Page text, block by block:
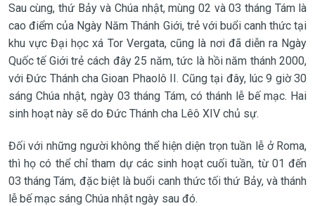
Sau cùng, thứ Bảy và Chúa nhật, mùng 02 và 03 tháng Tám là
cao điểm của Ngày Năm Thánh Giới, trẻ với buổi canh thức tại
khu vực Đại học xá Tor Vergata, cũng là nơi đã diễn ra Ngày
Quốc tế Giới trẻ cách đây 25 năm, tức là hồi năm thánh 2000,
với Đức Thánh cha Gioan Phaolô II. Cũng tại đây, lúc 9 giờ 30
sáng Chúa nhật, ngày 03 tháng Tám, có thánh lễ bế mạc. Hai
sinh hoạt này sẽ do Đức Thánh cha Lêô XIV chủ sự.
Đối với những người không thể hiện diện trọn tuần lễ ở Roma,
thì họ có thể chỉ tham dự các sinh hoạt cuối tuần, từ 01 đến
03 tháng Tám, đặc biệt là buổi canh thức tối thứ Bảy, và thánh
lễ bế mạc sáng Chúa nhật ngày sau đó.